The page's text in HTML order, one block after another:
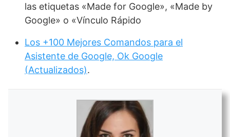
las etiquetas «Made for Google», «Made by
Google» o «Vínculo Rápido
Los +100 Mejores Comandos para el
Asistente de Google, Ok Google
(Actualizados).